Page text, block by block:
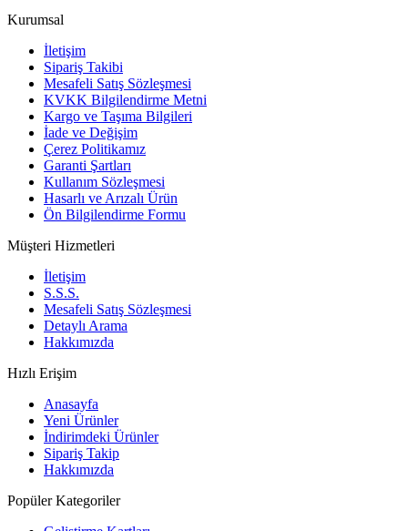
Kurumsal
İletişim
Sipariş Takibi
Mesafeli Satış Sözleşmesi
KVKK Bilgilendirme Metni
Kargo ve Taşıma Bilgileri
İade ve Değişim
Çerez Politikamız
Garanti Şartları
Kullanım Sözleşmesi
Hasarlı ve Arızalı Ürün
Ön Bilgilendirme Formu
Müşteri Hizmetleri
İletişim
S.S.S.
Mesafeli Satış Sözleşmesi
Detaylı Arama
Hakkımızda
Hızlı Erişim
Anasayfa
Yeni Ürünler
İndirimdeki Ürünler
Sipariş Takip
Hakkımızda
Popüler Kategoriler